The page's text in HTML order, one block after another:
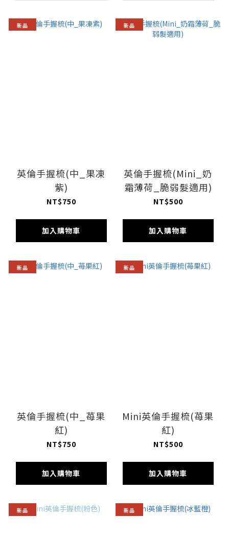
新品
英倫手握梳(中_果凍
紫)
NT$750
加入購物車
新品
英倫手握梳(Mini_奶
霜薄荷_脆弱髮適用)
NT$500
加入購物車
新品
英倫手握梳(中_苺果
紅)
NT$750
加入購物車
新品
Mini英倫手握梳(苺果
紅)
NT$500
加入購物車
新品 新品